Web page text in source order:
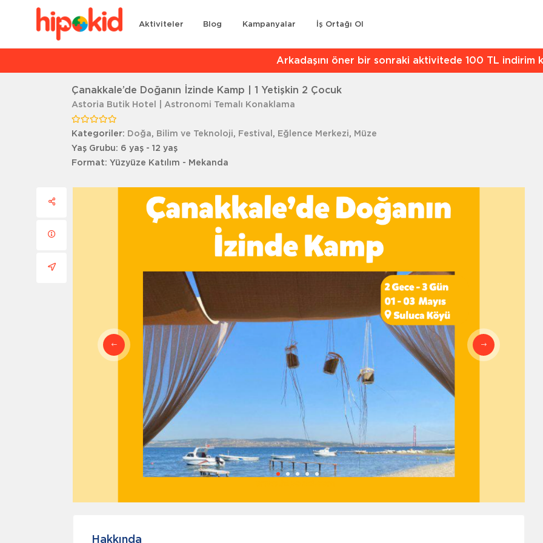
Aktiviteler Blog Kampanyalar İş Ortağı Ol
Arkadaşını öner bir sonraki aktivitede 100 TL indirim
Çanakkale’de Doğanın İzinde Kamp | 1 Yetişkin 2 Çocuk
Astoria Butik Hotel | Astronomi Temalı Konaklama
Kategoriler: Doğa, Bilim ve Teknoloji, Festival , Eğlence Merkezi, Müze
Yaş Grubu: 6 yaş - 12 yaş
Format: Yüzyüze Katılım - Mekanda
Hakkında